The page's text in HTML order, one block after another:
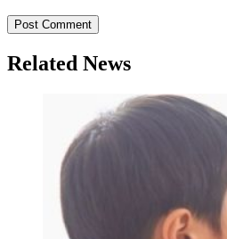
Related News